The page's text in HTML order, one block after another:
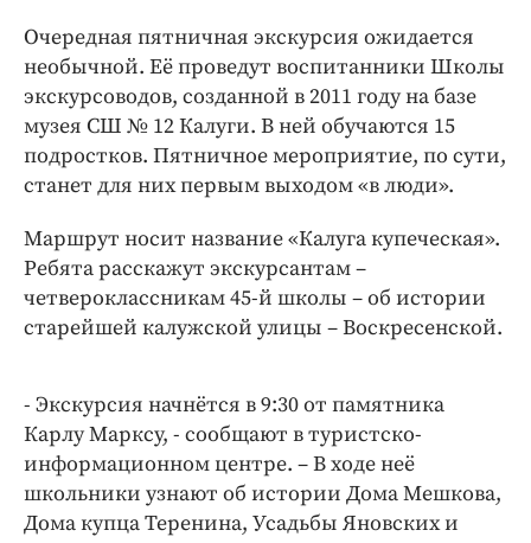
Работодатель года
Очередная пятничная экскурсия ожидается
необычной. Её проведут воспитанники Школы
экскурсоводов, созданной в 2011 году на базе
музея СШ № 12 Калуги. В ней обучаются 15
подростков. Пятничное мероприятие, по сути,
станет для них первым выходом «в люди».
Маршрут носит название «Калуга купеческая».
Ребята расскажут экскурсантам –
четвероклассникам 45-й школы – об истории
старейшей калужской улицы – Воскресенской.
- Экскурсия начнётся в 9:30 от памятника
Карлу Марксу, - сообщают в туристско-
информационном центре. – В ходе неё
школьники узнают об истории Дома Мешкова,
Дома купца Теренина, Усадьбы Яновских и